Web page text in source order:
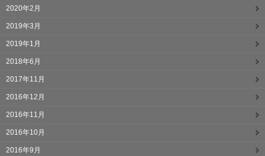
2020年2月
2019年3月
2019年1月
2018年6月
2017年11月
2016年12月
2016年11月
2016年10月
2016年9月